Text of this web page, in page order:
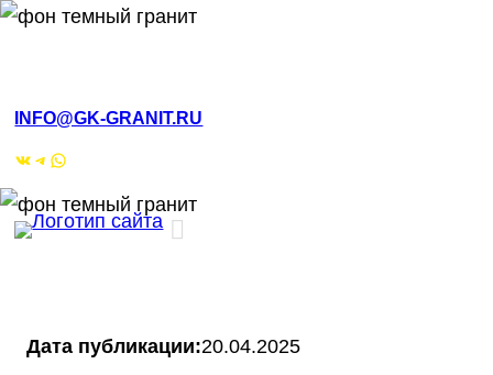
INFO@GK-GRANIT.RU
ВКонтакте
Telegram
WhatsApp
Дата публикации:20.04.2025